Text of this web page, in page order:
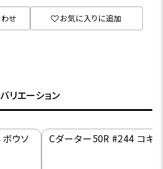
せ お気に入りに追加
バリエーション
ウソ
Cダーター50R #244 コギ